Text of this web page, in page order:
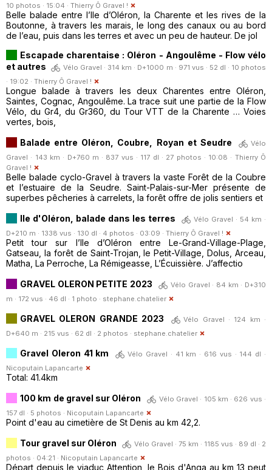
10 photos · 15:04 · Thierry Ô Gravel !
Belle balade entre l’Ile d’Oléron, la Charente et les rives de la
Boutonne, à travers les marais, le long des canaux ou au bord
de l’eau, puis dans les terres et avec un peu de hauteur. De jol
Escapade charentaise : Oléron - Angoulême - Flow vélo
et autres
Vélo Gravel · 314 km · D+1000 m · 971 vus · 52 dl · 10 photos
· 19:02 · Thierry Ô Gravel !
Longue balade à travers les deux Charentes entre Oléron,
Saintes, Cognac, Angoulême. La trace suit une partie de la Flow
Vélo, du Gr4, du Gr360, du Tour VTT de la Charente … Voies
vertes, bois,
Balade entre Oléron, Coubre, Royan et Seudre
Vélo
Gravel · 143 km · D+760 m · 837 vus · 117 dl · 27 photos · 10:08 · Thierry Ô
Gravel !
Belle balade cyclo-Gravel à travers la vaste Forêt de la Coubre
et l’estuaire de la Seudre. Saint-Palais-sur-Mer présente de
superbes pêcheries à carrelets, la forêt offre de jolis sentiers et
Ile d'Oléron, balade dans les terres
Vélo Gravel · 54 km ·
D+210 m · 1338 vus · 130 dl · 4 photos · 03:09 · Thierry Ô Gravel !
Petit tour sur l’Ile d’Oléron entre Le-Grand-Village-Plage,
Gatseau, la forêt de Saint-Trojan, le Petit-Village, Dolus, Arceau,
Matha, La Perroche, La Rémigeasse, L’Écuissière. J’affectio
GRAVEL OLERON PETITE 2023
Vélo Gravel · 84 km · D+310
m · 172 vus · 46 dl · 1 photo · stephane.chatelier
GRAVEL OLERON GRANDE 2023
Vélo Gravel · 124 km ·
D+640 m · 215 vus · 62 dl · 2 photos · stephane.chatelier
Gravel Oleron 41 km
Vélo Gravel · 41 km · 616 vus · 144 dl ·
Nicoputain Lapancarte
Total: 41.4km
100 km de gravel sur Oléron
Vélo Gravel · 105 km · 626 vus ·
157 dl · 5 photos · Nicoputain Lapancarte
Point d'eau au cimetière de St Denis au km 42,2.
Tour gravel sur Oléron
Vélo Gravel · 75 km · 1185 vus · 89 dl · 2
photos · 04:21 · Nicoputain Lapancarte
Départ depuis le viaduc Attention, le Bois d'Anga au km 13 peut